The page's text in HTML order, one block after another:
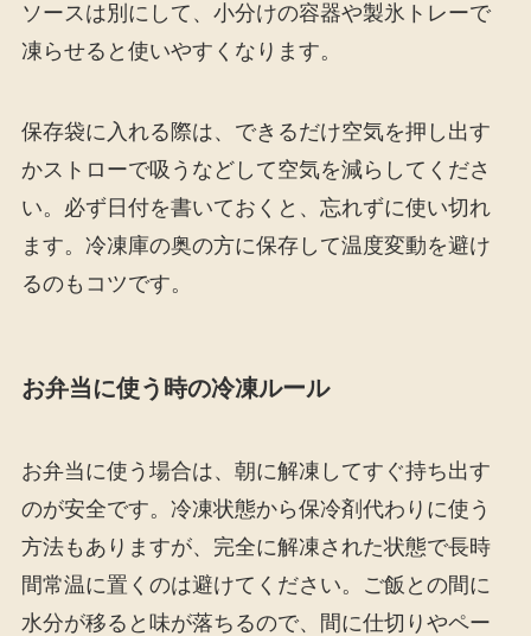
ソースは別にして、小分けの容器や製氷トレーで
凍らせると使いやすくなります。
保存袋に入れる際は、できるだけ空気を押し出す
かストローで吸うなどして空気を減らしてくださ
い。必ず日付を書いておくと、忘れずに使い切れ
ます。冷凍庫の奥の方に保存して温度変動を避け
るのもコツです。
お弁当に使う時の冷凍ルール
お弁当に使う場合は、朝に解凍してすぐ持ち出す
のが安全です。冷凍状態から保冷剤代わりに使う
方法もありますが、完全に解凍された状態で長時
間常温に置くのは避けてください。ご飯との間に
水分が移ると味が落ちるので、間に仕切りやペー